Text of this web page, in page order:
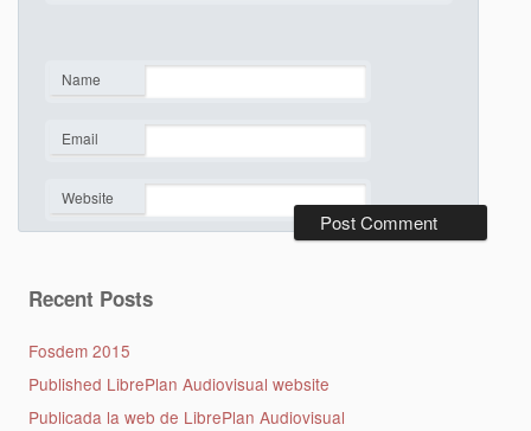
Name
Email
Website
Recent Posts
Fosdem 2015
Published LibrePlan Audiovisual website
Publicada la web de LibrePlan Audiovisual